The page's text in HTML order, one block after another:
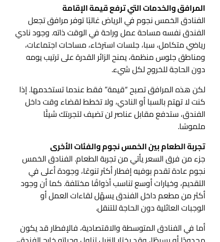
المرافق والخدمات التي ترفع قيمة الإقامة
الفنادق الخمس نجوم في الرياض غالبًا توفر مرافق تجعل
الفندق نفسه مساحة عمل وراحة في الوقت ذاته. وجود نادي
رياضي متكامل، سبا، جلسات استرخاء، مساحات اجتماعات،
ومناطق جلوس منظمة، يمنح الزائر القدرة على ترتيب يومه
دون الحاجة للخروج لكل شيء.
لكن هذه المرافق تصبح “قيمة” فقط عندما تستخدمها. إذا
كنت لا تهتم بالسبا أو النادي، ولا تخطط لقضاء وقت داخل
الفندق، ستدفع مقابل عناصر لن تضيف لتجربتك شيئًا
ملموسًا.
تجربة الطعام بين الخمس نجوم والفئات الأخرى
جزء من فرق السعر يأتي من تجربة الطعام. الفنادق الخمس
نجوم عادة تقدم بوفيه إفطار أكثر تنوعًا، وجودة أعلى في
التقديم، وخيارات أوسع تناسب أذواقًا مختلفة. كما أن وجود
أكثر من مطعم داخل الفندق يسهّل لقاءات العمل أو
الوجبات العائلية دون الحاجة للتنقل.
أما في الفنادق المتوسطة والاقتصادية، فالإفطار قد يكون